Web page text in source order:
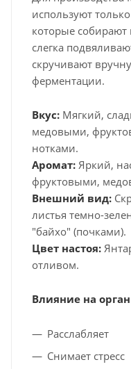
используют
которые собирают
слегка
скручивают
ферментации.
Вкус: Мягкий,
медовыми,
нотками.
Аромат: Яркий,
фруктовыми,
Внешний вид:
листья темно-
"байхо" (почками).
Цвет настоя:
отливом.
Влияние на
Расслабляет
Снимает стресс